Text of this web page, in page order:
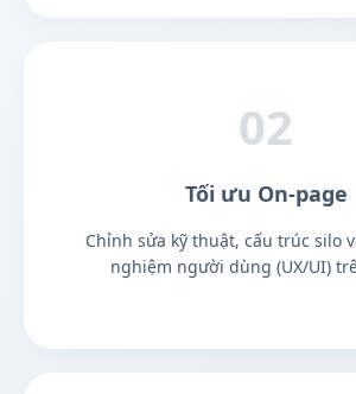
02
Tối ưu On-page
Chỉnh sửa kỹ thuật, cấu trúc silo
nghiệm người dùng (UX/UI)